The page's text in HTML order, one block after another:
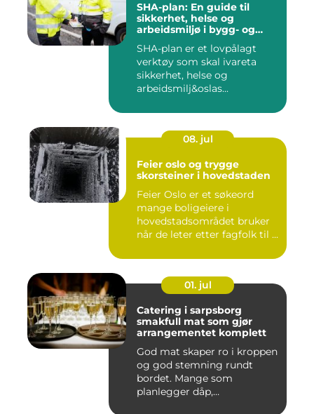
SHA-plan: En guide til
sikkerhet, helse og
arbeidsmiljø i bygg- og
SHA-plan er et lovpålagt
verktøy som skal ivareta
sikkerhet, helse og
arbeidsmilj&oslas...
08. jul
Feier oslo og trygge
skorsteiner i hovedstaden
Feier Oslo er et søkeord
mange boligeiere i
hovedstadsområdet bruker
når de leter etter fagfolk til ...
01. jul
Catering i sarpsborg
smakfull mat som gjør
arrangementet komplett
God mat skaper ro i kroppen
og god stemning rundt
bordet. Mange som
planlegger dåp,